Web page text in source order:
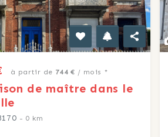
à partir de 744 € / mois *
de maître dans le
- 0 km